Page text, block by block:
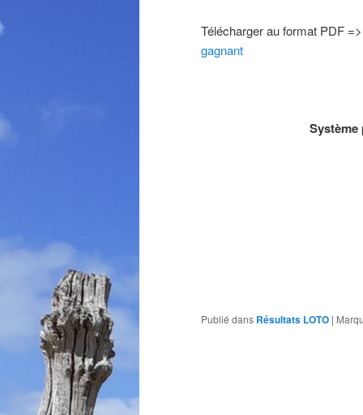
Télécharger au format PDF =>
gagnant
Publié dans Résultats LOTO |